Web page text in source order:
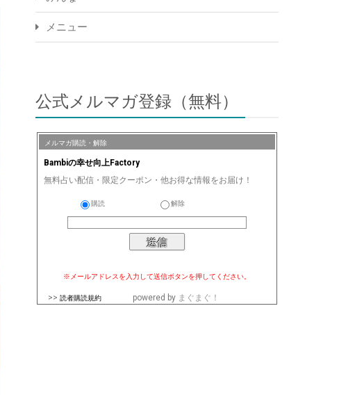
メニュー
公式メルマガ登録（無料）
メルマガ購読・解除
Bambiの幸せ向上Factory
無料占い配信・限定クーポン・他お得な情報をお届け！
購読 解除
※メールアドレスを入力して送信ボタンを押してください。
>> 読者購読規約 powered by まぐまぐ！